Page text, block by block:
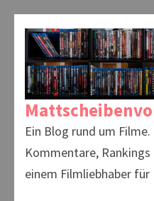
springen
(Enter
drücken)
Ein Blog rund um
Kommentare, Rankings
einem Filmliebhaber für